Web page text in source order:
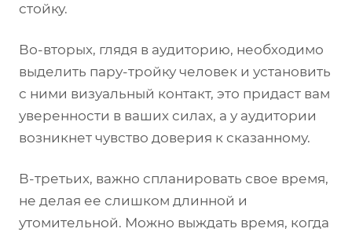
стойку.
Во-вторых, глядя в аудиторию, необходимо
выделить пару-тройку человек и установить
с ними визуальный контакт, это придаст вам
уверенности в ваших силах, а у аудитории
возникнет чувство доверия к сказанному.
В-третьих, важно спланировать свое время,
не делая ее слишком длинной и
утомительной. Можно выждать время, когда